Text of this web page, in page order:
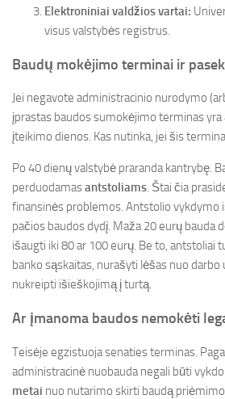
Elektroniniai valdžios vartai:
visus valstybės registrus.
Baudų mokėjimo terminai ir
Jei negavote administracinio nurodymo
įprastas baudos sumokėjimo terminas yra
įteikimo dienos. Kas nutinka, jei šis
Po 40 dienų valstybė praranda kantrybę.
perduodamasantstoliams. Štai čia
finansinės problemos. Antstolio vykdymo
pačios baudos dydį. Maža 20 eurų bauda
išaugti iki 80 ar 100 eurų. Be to, antstoliai
banko sąskaitas, nurašyti lėšas nuo
nukreipti išieškojimą į turtą.
Ar įmanoma baudos nemokėti
Teisėje egzistuoja senaties terminas.
administracinė nuobauda negali būti
metai nuo nutarimo skirti baudą